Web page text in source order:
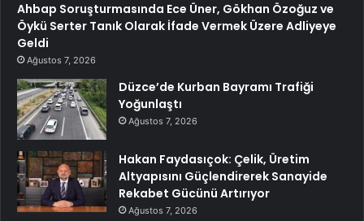
Ahbap Soruşturmasında Ece Üner, Gökhan Özoğuz ve
Öykü Serter Tanık Olarak İfade Vermek Üzere Adliyeye
Geldi
Ağustos 7, 2026
Düzce’de Kurban Bayramı Trafiği
Yoğunlaştı
Ağustos 7, 2026
Hakan Faydasıçok: Çelik, Üretim
Altyapısını Güçlendirerek Sanayide
Rekabet Gücünü Artırıyor
Ağustos 7, 2026